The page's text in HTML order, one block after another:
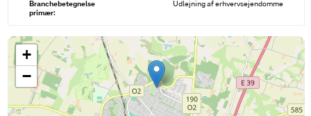
Branchebetegnelse
primær:
Udlejning af erhvervsejendomme
+
−